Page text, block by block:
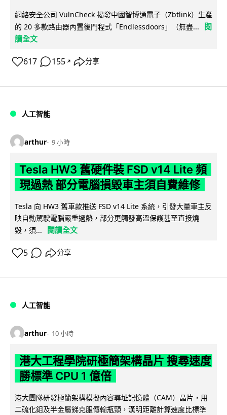
網絡安全公司 VulnCheck 揭發中國智博通電子（Zbtlink）生產
的 20 多款路由器內置後門程式「Endlessdoors」（無盡...
閱
讀全文
617 155 ↗ 分享
人工智能
arthur 9 小時
Tesla HW3 舊硬件裝 FSD v14 Lite 頻
現過熱 部分電腦損毀車主須自費維修
Tesla 向 HW3 舊車款推送 FSD v14 Lite 系統，引發大量車主反
映自動駕駛電腦嚴重過熱，部分更觸發高溫保護甚至直接燒
毀，須...
閱讀全文
5 分享
人工智能
arthur 10 小時
港大工程學院研極簡架構晶片 搜尋速度
勝標準 CPU 1 億倍
港大團隊研發極簡架構模擬內容尋址記憶體（CAM）晶片，用
二硫化鉬及半金屬銻克服傳輸瓶頸，漢明距離計算速度比標準